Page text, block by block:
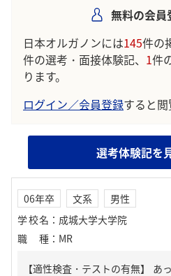
無料の会員
日本オルガノンには145件の
件の選考・面接体験記、 1件
ります。
ログイン／会員登録すると閲
選考体験記を
06年卒 文系
男性
学校名 ： 成城大学大学院
職種 ： MR
【適性検査・テストの有無】 あ